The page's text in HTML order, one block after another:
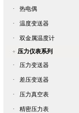
· 热电偶
· 温度变送器
·
双金属温度计
压力仪表系列
·
压力变送器
· 差压变送器
· 压力真空表
· 精密压力表